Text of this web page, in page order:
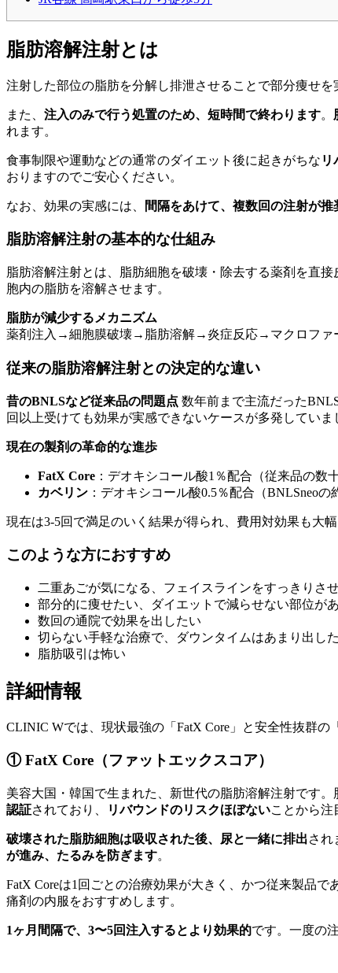
脂肪溶解注射とは
注射した部位の脂肪を分解し排泄させることで部分痩せ
また、 注入のみで行う処置のため、短時間で終わります。
れます。
食事制限や運動などの通常のダイエット後に起きがちな リ
おりますのでご安心ください。
なお、効果の実感には、 間隔をあけて、複数回の注射が推
脂肪溶解注射の基本的な仕組み
脂肪溶解注射とは、脂肪細胞を破壊・除去する薬剤を直
胞内の脂肪を溶解させます。
脂肪が減少するメカニズム
薬剤注入→細胞膜破壊→脂肪溶解→炎症反応→マクロファ
従来の脂肪溶解注射との決定的な違い
昔のBNLSなど従来品の問題点 数年前まで主流だった
回以上受けても効果が実感できないケースが多発していま
現在の製剤の革命的な進歩
FatX Core ：デオキシコール酸1％配合（従来品の数十
カベリン ：デオキシコール酸0.5％配合（BNLSneoの
現在は3-5回で満足のいく結果が得られ、費用対効果も大幅
このような方におすすめ
二重あごが気になる、フェイスラインをすっきりさ
部分的に痩せたい、ダイエットで減らせない部位が
数回の通院で効果を出したい
切らない手軽な治療で、ダウンタイムはあまり出し
脂肪吸引は怖い
詳細情報
CLINIC Wでは、現状最強の「FatX Core」と安全性抜群
① FatX Core（ファットエックスコア）
美容大国・韓国で生まれた、新世代の脂肪溶解注射です。
認証されており、 リバウンドのリスクほぼないことから注
破壊された脂肪細胞は吸収された後、尿と一緒に排出され
が進み、たるみを防ぎます。
FatX Coreは1回ごとの治療効果が大きく、かつ従来製品
痛剤の内服をおすすめします。
1ヶ月間隔で、3〜5回注入するとより効果的です。一度の